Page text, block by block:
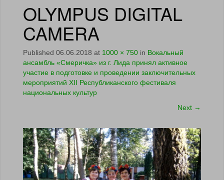
OLYMPUS DIGITAL
CAMERA
Published 06.06.2018 at 1000 × 750 in Вокальный
ансамбль «Смеричка» из г. Лида принял активное
участие в подготовке и проведении заключительных
мероприятий ХII Республиканского фестиваля
национальных культур
Next →